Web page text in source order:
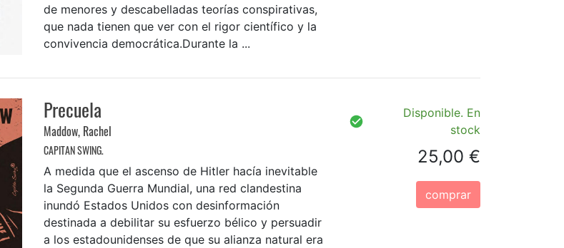
de menores y descabelladas teorías conspirativas,
que nada tienen que ver con el rigor científico y la
convivencia democrática.Durante la ...
Precuela
Maddow, Rachel
CAPITAN SWING.
A medida que el ascenso de Hitler hacía inevitable
la Segunda Guerra Mundial, una red clandestina
inundó Estados Unidos con desinformación
destinada a debilitar su esfuerzo bélico y persuadir
a los estadounidenses de que su alianza natural era
Disponible. En
stock
25,00 €
comprar